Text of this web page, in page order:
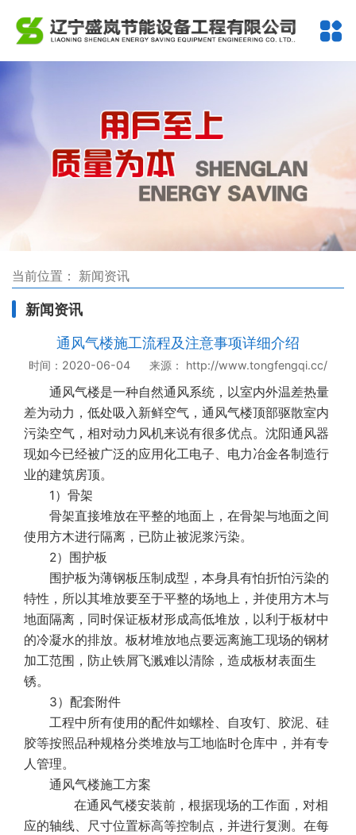
当前位置： 新闻资讯
新闻资讯
通风气楼施工流程及注意事项详细介绍
时间：2020-06-04 来源： http://www.tongfengqi.cc/
通风气楼是一种自然通风系统，以室内外温差热量
差为动力，低处吸入新鲜空气，通风气楼顶部驱散室内
污染空气，相对动力风机来说有很多优点。沈阳通风器
现如今已经被广泛的应用化工电子、电力冶金各制造行
业的建筑房顶。
1）骨架
骨架直接堆放在平整的地面上，在骨架与地面之间
使用方木进行隔离，已防止被泥浆污染。
2）围护板
围护板为薄钢板压制成型，本身具有怕折怕污染的
特性，所以其堆放要至于平整的场地上，并使用方木与
地面隔离，同时保证板材形成高低堆放，以利于板材中
的冷凝水的排放。板材堆放地点要远离施工现场的钢材
加工范围，防止铁屑飞溅难以清除，造成板材表面生
锈。
3）配套附件
工程中所有使用的配件如螺栓、自攻钉、胶泥、硅
胶等按照品种规格分类堆放与工地临时仓库中，并有专
人管理。
通风气楼施工方案
在通风气楼安装前，根据现场的工作面，对相
应的轴线、尺寸位置标高等控制点，并进行复测。在每